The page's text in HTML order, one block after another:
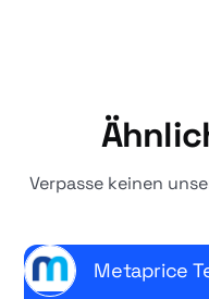
Verpasse keinen
Metaprice